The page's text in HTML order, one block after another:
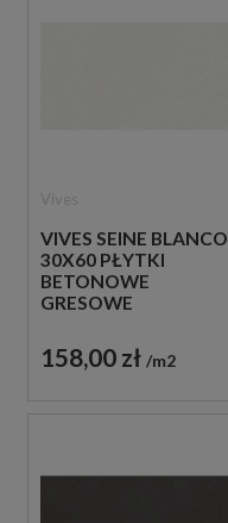
VIVES SEINE BLANCO
30X60 PŁYTKI
BETONOWE
GRESOWE
158,00 zł m2